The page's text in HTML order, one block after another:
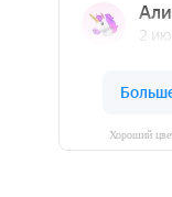
Хороший